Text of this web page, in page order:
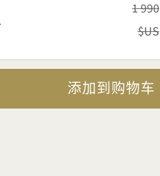
1 990
$US
添加到购物车